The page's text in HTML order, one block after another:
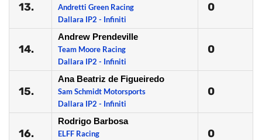
13.
Andretti Green Racing
Dallara IP2 - Infiniti
0
14.
Andrew Prendeville
Team Moore Racing
Dallara IP2 - Infiniti
0
15.
Ana Beatriz de Figueiredo
Sam Schmidt Motorsports
Dallara IP2 - Infiniti
0
16.
Rodrigo Barbosa
ELFF Racing 0